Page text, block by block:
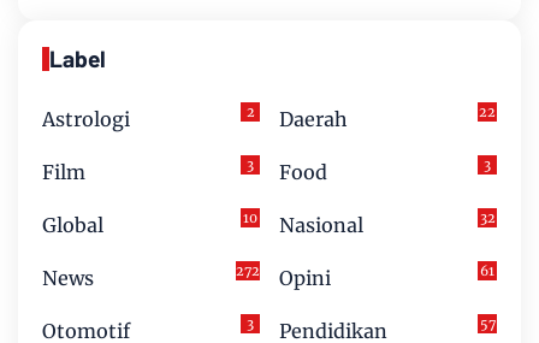
Label
Astrologi 2 Daerah 22
Film 3 Food 3
Global 10 Nasional 32
News 272 Opini 61
Otomotif 3 Pendidikan 57